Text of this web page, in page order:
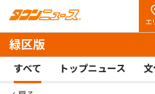
エ
緑区版
すべて トップニュース